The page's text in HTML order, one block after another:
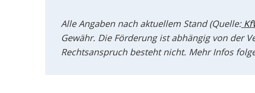
Alle Angaben nach aktuellem Stand (Quelle:
Gewähr. Die Förderung ist abhängig von der
Rechtsanspruch besteht nicht. Mehr Infos